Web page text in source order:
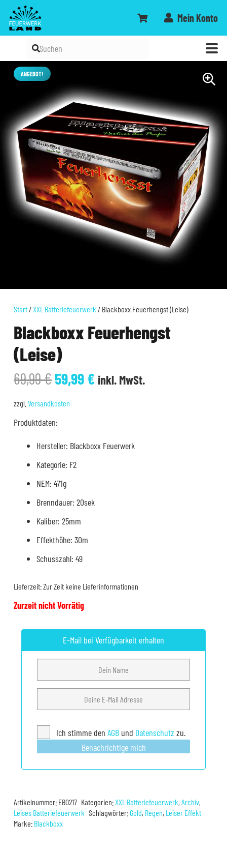
Mein Konto
ANGEBOT!
Start/XXL Batteriefeuerwerk / Blackboxx Feuerhengst (Leise)
Blackboxx Feuerhengst
(Leise)
69,99€Ursprünglicher
Preis
war:
69,99 €
59,99€Aktueller
inkl. MwSt.
zzgl. Versandkosten
Produktdaten:
Hersteller: Blackboxx Feuerwerk
Kategorie: F2
NEM: 471g
Brenndauer: 20sek
Kaliber: 25mm
Effekthöhe: 30m
Schusszahl: 49
Lieferzeit:Zur Zeit keine Lieferinformationen
Zurzeit nicht Vorrätig
E-Mail bei Verfügbarkeit erhalten
Ich stimme denAGB und Datenschutz zu.
Benachrichtige mich
Artikelnummer: EB0217 Kategorien:XXL Batteriefeuerwerk,Archiv,
Leises Batteriefeuerwerk Schlagwörter: Gold, Regen, Leiser Effekt
Marke: Blackboxx